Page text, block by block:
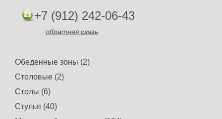
+7 (912) 242-06-43
обратная связь
Обеденные зоны (2)
Столовые (2)
Столы (6)
Стулья (40)